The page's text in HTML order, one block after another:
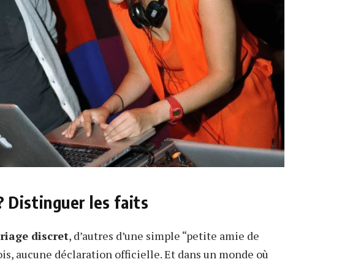
Distinguer les faits
discret, d’autres d’une simple “petite amie de
aucune déclaration officielle. Et dans un monde où